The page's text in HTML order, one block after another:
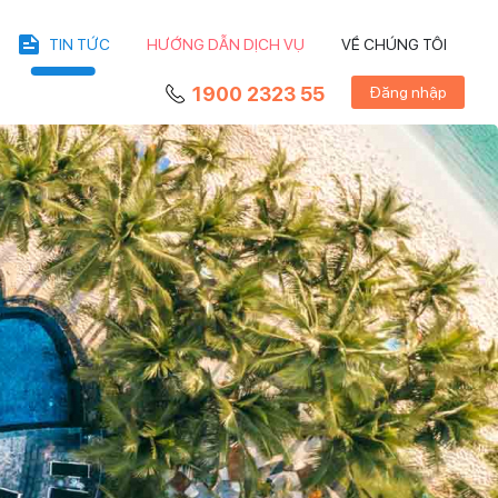
TIN TỨC HƯỚNG DẪN DỊCH VỤ VỀ CHÚNG TÔI
1900 2323 55 Đăng nhập